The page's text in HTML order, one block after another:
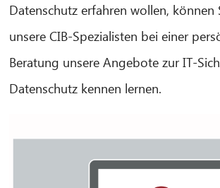
Datenschutz erfahren wollen, können
unsere CIB-Spezialisten bei einer
Beratung unsere Angebote zur IT-
Datenschutz kennen lernen.